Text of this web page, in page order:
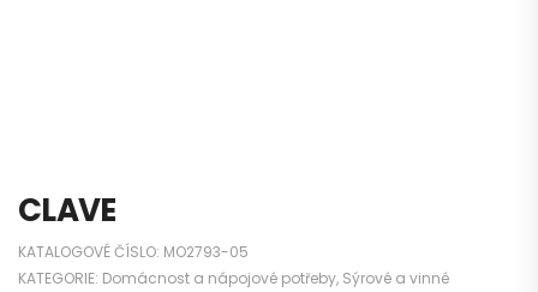
CLAVE
KATALOGOVÉ ČÍSLO: MO2793-05
KATEGORIE: Domácnost a nápojové potřeby, Sýrové a vinné